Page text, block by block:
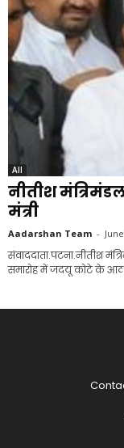
All
नीतीश
मंत्री
Aadarshan Team -
संवाददाता.पटना.नीतीश
समारोह में जदयू कोटे के आठ